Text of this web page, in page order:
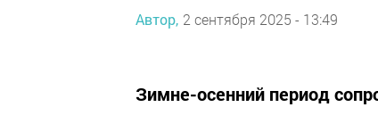
Автор, 2 сентября 2025 - 13:49
Зимне-осенний период